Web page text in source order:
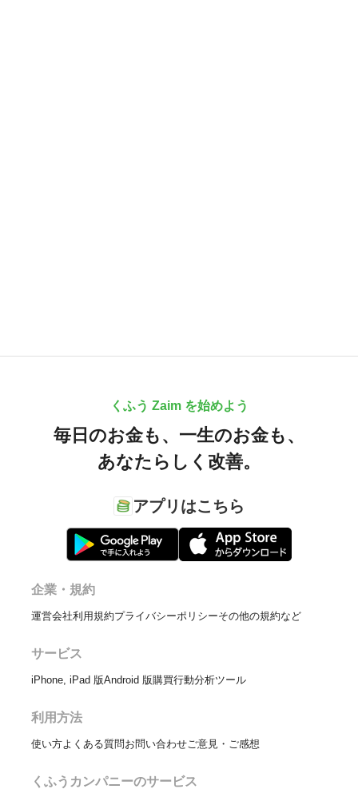
くふう Zaim を始めよう
毎日のお金も、 一生のお金も、
あなたらしく改善。
アプリはこちら
企業・規約
運営会社利用規約プライバシーポリシーその他の規約など
サービス
iPhone, iPad 版Android 版購買行動分析ツール
利用方法
使い方よくある質問お問い合わせご意見・ご感想
くふうカンパニーのサービス